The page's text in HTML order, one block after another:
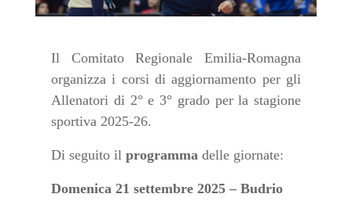
Il Comitato Regionale Emilia-Romagna
organizza i corsi di aggiornamento per gli
Allenatori di 2° e 3° grado per la stagione
sportiva 2025-26.
Di seguito il programma delle giornate:
Domenica 21 settembre 2025 – Budrio